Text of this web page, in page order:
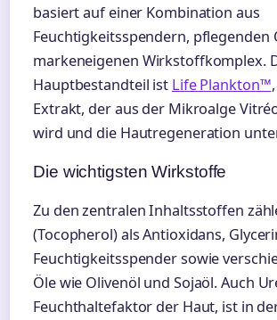
basiert auf einer Kombination aus
Feuchtigkeitsspendern, pflegenden
markeneigenen Wirkstoffkomplex.
Hauptbestandteil ist Life Plankton™
Extrakt, der aus der Mikroalge
wird und die Hautregeneration
Die wichtigsten Wirkstoffe
Zu den zentralen Inhaltsstoffen
(Tocopherol) als Antioxidans,
Feuchtigkeitsspender sowie
Öle wie Olivenöl und Sojaöl. Auch
Feuchthaltefaktor der Haut, ist in